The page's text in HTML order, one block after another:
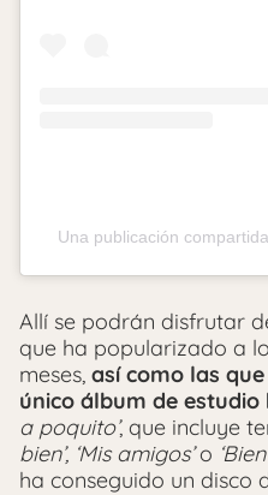
Una publicación
Allí se podrán disfrutar
que ha popularizado a
meses, así como las
único álbum de
a poquito’, que incluye
bien’, ‘Mis amigos’o
ha conseguido un disco